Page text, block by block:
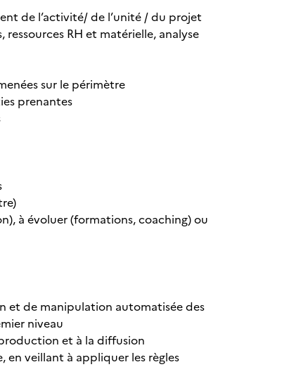
de l’activité/ de l’unité / du projet
RH et matérielle, analyse
sur le périmètre
prenantes
à évoluer (formations, coaching) ou
et de manipulation automatisée des
niveau
et à la diffusion
veillant à appliquer les règles